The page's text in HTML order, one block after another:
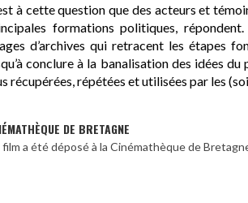
à cette question que des acteurs et
formations politiques,
d’archives qui retracent les étapes
conclure à la banalisation des idées
récupérées, répétées et utilisées par les
DE BRETAGNE
film a été déposé à la Cinémathèque de